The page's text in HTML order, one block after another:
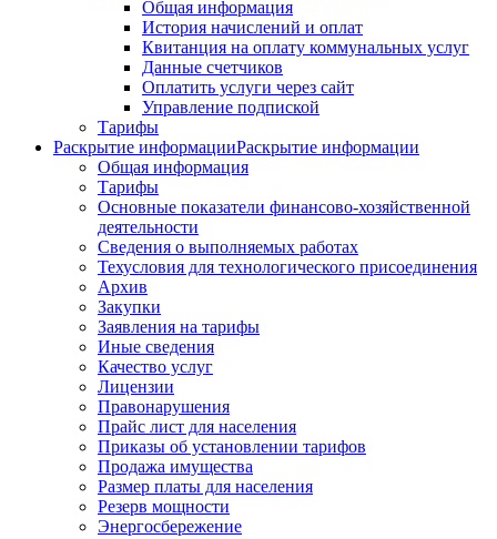
Общая информация
История начислений и оплат
Квитанция на оплату коммунальных услуг
Данные счетчиков
Оплатить услуги через сайт
Управление подпиской
Тарифы
Раскрытие информацииРаскрытие информации
Общая информация
Тарифы
Основные показатели финансово-хозяйственной
деятельности
Сведения о выполняемых работах
Техусловия для технологического присоединения
Архив
Закупки
Заявления на тарифы
Иные сведения
Качество услуг
Лицензии
Правонарушения
Прайс лист для населения
Приказы об установлении тарифов
Продажа имущества
Размер платы для населения
Резерв мощности
Энергосбережение